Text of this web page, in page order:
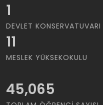
1
DEVLET KONSERVATUVARI
11
MESLEK YÜKSEKOKULU
45,065